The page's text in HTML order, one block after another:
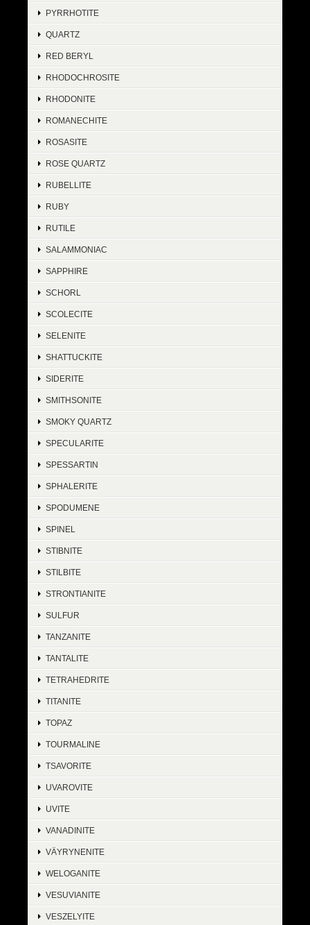
PYRRHOTITE
QUARTZ
RED BERYL
RHODOCHROSITE
RHODONITE
ROMANECHITE
ROSASITE
ROSE QUARTZ
RUBELLITE
RUBY
RUTILE
SALAMMONIAC
SAPPHIRE
SCHORL
SCOLECITE
SELENITE
SHATTUCKITE
SIDERITE
SMITHSONITE
SMOKY QUARTZ
SPECULARITE
SPESSARTIN
SPHALERITE
SPODUMENE
SPINEL
STIBNITE
STILBITE
STRONTIANITE
SULFUR
TANZANITE
TANTALITE
TETRAHEDRITE
TITANITE
TOPAZ
TOURMALINE
TSAVORITE
UVAROVITE
UVITE
VANADINITE
VÄYRYNENITE
WELOGANITE
VESUVIANITE
VESZELYITE